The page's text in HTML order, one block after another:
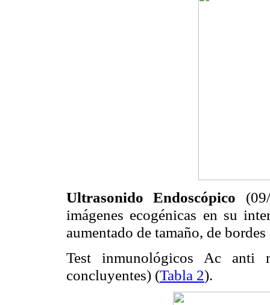
Ultrasonido Endoscópico
imágenes ecogénicas en su
aumentado de tamaño, de
Test inmunológicos Ac anti
concluyentes) (Tabla 2).